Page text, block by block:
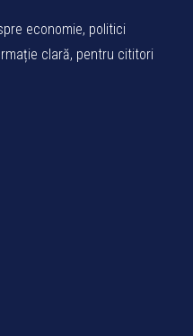
economie, politici
clară, pentru cititori